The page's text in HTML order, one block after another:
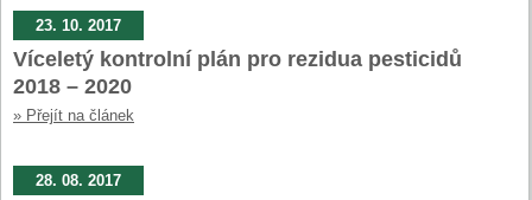
23. 10. 2017
Víceletý kontrolní plán pro rezidua pesticidů
2018 – 2020
» Přejít na článek
28. 08. 2017